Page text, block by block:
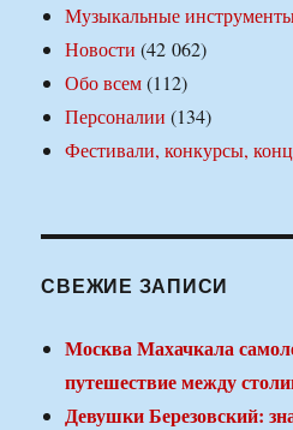
Музыкальные
Новости (42 062)
Обо всем(112)
Персоналии (134)
Фестивали, конкурсы,
СВЕЖИЕ ЗАПИСИ
Москва Махачкала
путешествие между
Девушки Березовский: